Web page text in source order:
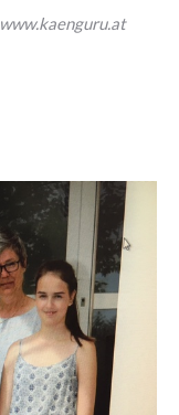
www.kaenguru.at